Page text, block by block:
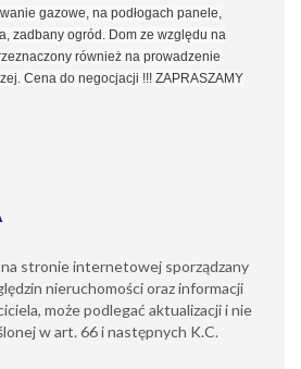
gazowe, na podłogach panele,
zadbany ogród. Dom ze względu na
również na prowadzenie
Cena do negocjacji !!! ZAPRASZAMY
stronie internetowej sporządzany
nieruchomości oraz informacji
może podlegać aktualizacji i nie
w art. 66 i następnych K.C.